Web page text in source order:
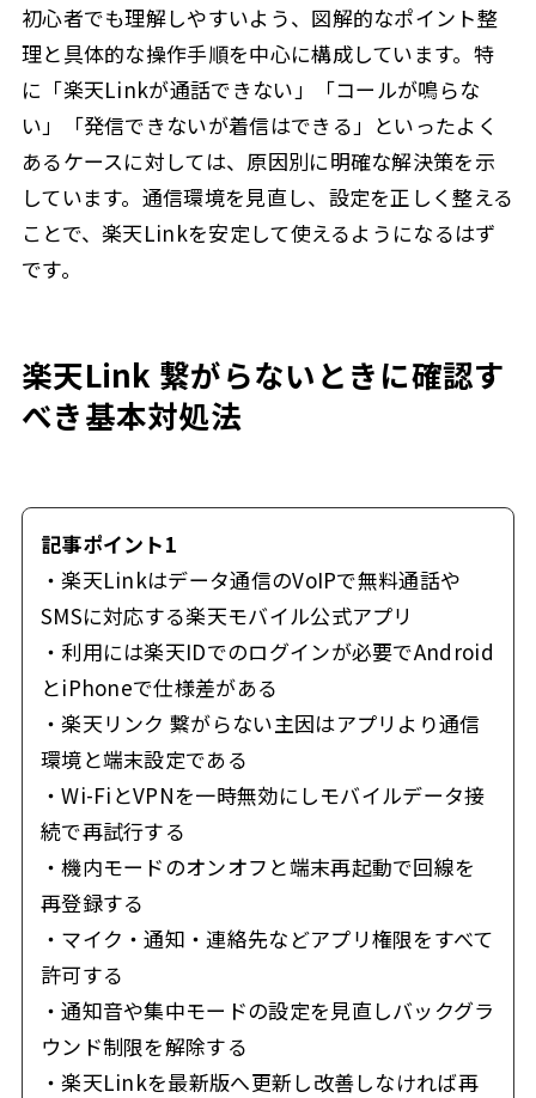
初心者でも理解しやすいよう、図解的なポイント整
理と具体的な操作手順を中心に構成しています。特
に「楽天Linkが通話できない」「コールが鳴らな
い」「発信できないが着信はできる」といったよく
あるケースに対しては、原因別に明確な解決策を示
しています。通信環境を見直し、設定を正しく整える
ことで、楽天Linkを安定して使えるようになるはず
です。
楽天Link 繋がらないときに確認す
べき基本対処法
記事ポイント1
・楽天Linkはデータ通信のVoIPで無料通話や
SMSに対応する楽天モバイル公式アプリ
・利用には楽天IDでのログインが必要でAndroid
とiPhoneで仕様差がある
・楽天リンク 繋がらない主因はアプリより通信
環境と端末設定である
・Wi-FiとVPNを一時無効にしモバイルデータ接
続で再試行する
・機内モードのオンオフと端末再起動で回線を
再登録する
・マイク・通知・連絡先などアプリ権限をすべて
許可する
・通知音や集中モードの設定を見直しバックグラ
ウンド制限を解除する
・楽天Linkを最新版へ更新し改善しなければ再